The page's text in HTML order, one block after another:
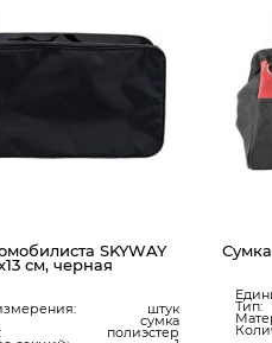
SKYWAY
см, черная
штук
сумка
полиэстер
Тип: